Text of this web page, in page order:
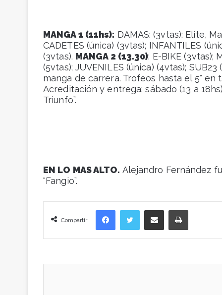
MANGA 1 (11hs): DAMAS: (3vtas): Elite,
CADETES (única) (3vtas); INFANTILES
(3vtas). MANGA 2 (13.30): E-BIKE (3vtas);
(5vtas); JUVENILES (única) (4vtas);
manga de carrera. Trofeos hasta el 5° en
Acreditación y entrega: sábado (13 a
Triunfo”.
EN LO MAS ALTO. Alejandro Fernández
“Fangio”.
Compartir
Facebook Compartir vía correo electrónico